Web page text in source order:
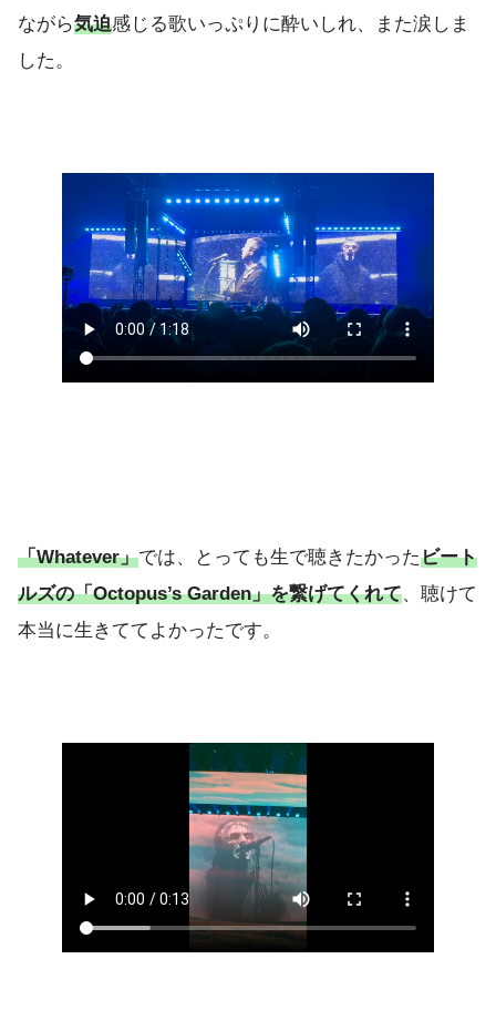
ながら気迫感じる歌いっぷりに酔いしれ、また涙しま
した。
「Whatever」では、とっても生で聴きたかったビート
ルズの「Octopus’s Garden」を繋げてくれて、聴けて
本当に生きててよかったです。